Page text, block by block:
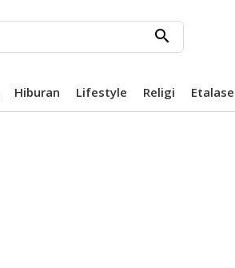
search
Hiburan Lifestyle Religi Etalase